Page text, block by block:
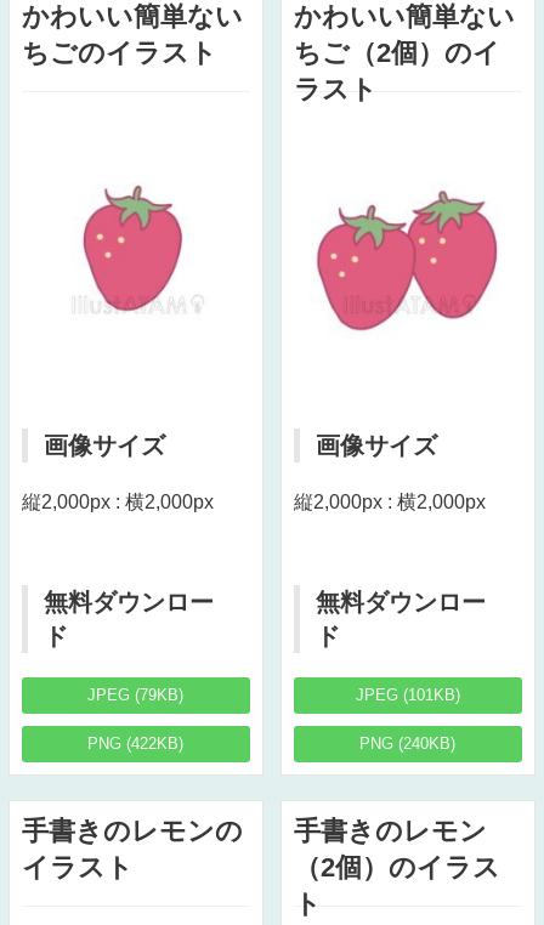
かわいい簡単ない
ちごのイラスト
画像サイズ
縦2,000px : 横2,000px
無料ダウンロー
ド
JPEG (79KB)
PNG (422KB)
かわいい簡単ない
ちご（2個）のイ
ラスト
画像サイズ
縦2,000px : 横2,000px
無料ダウンロー
ド
JPEG (101KB)
PNG (240KB)
手書きのレモンの
イラスト
手書きのレモン
（2個）のイラス
ト